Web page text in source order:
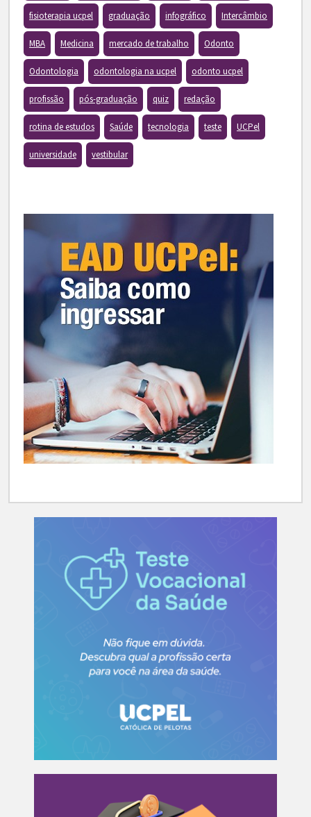
fisioterapia ucpel graduação infográfico Intercâmbio
MBA Medicina mercado de trabalho Odonto
Odontologia odontologia na ucpel odonto ucpel
profissão pós-graduação quiz redação
rotina de estudos Saúde tecnologia teste UCPel
universidade vestibular